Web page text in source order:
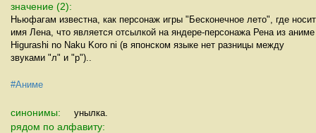
значение (2):
Ньюфагам известна, как персонаж игры "Бесконечное лето", где носит
имя Лена, что является отсылкой на яндере-персонажа Рена из аниме
Higurashi no Naku Koro ni (в японском языке нет разницы между
звуками "л" и "р")..
#Аниме
синонимы: унылка.
рядом по алфавиту: